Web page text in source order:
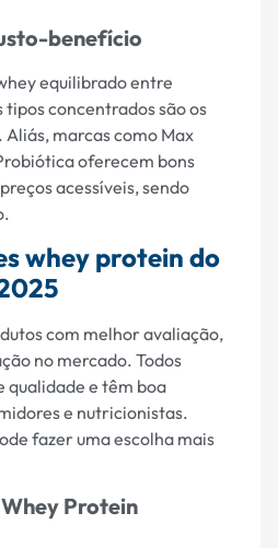
benefício
equilibrado entre
tipos concentrados são os
marcas como Max
oferecem bons
acessíveis, sendo
whey protein do
com melhor avaliação,
no mercado. Todos
qualidade e têm boa
e nutricionistas.
fazer uma escolha mais
Protein